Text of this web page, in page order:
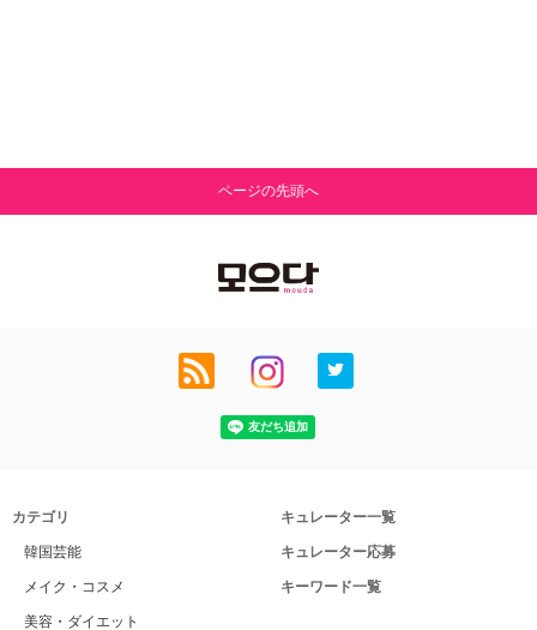
ページの先頭へ
カテゴリ
韓国芸能
メイク・コスメ
美容・ダイエット
キュレーター一覧
キュレーター応募
キーワード一覧